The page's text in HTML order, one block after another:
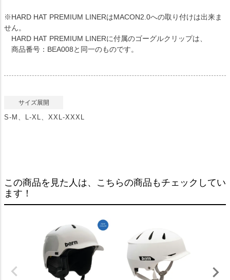
※HARD HAT PREMIUM LINERはMACON2.0への取り付けは出来ま
せん。
HARD HAT PREMIUM LINERに付属のゴーグルクリップは、
商品番号：BEA008と同一のものです。
サイズ展開
S-M、L-XL、XXL-XXXL
この商品を見た人は、こちらの商品もチェックしてい
ます！